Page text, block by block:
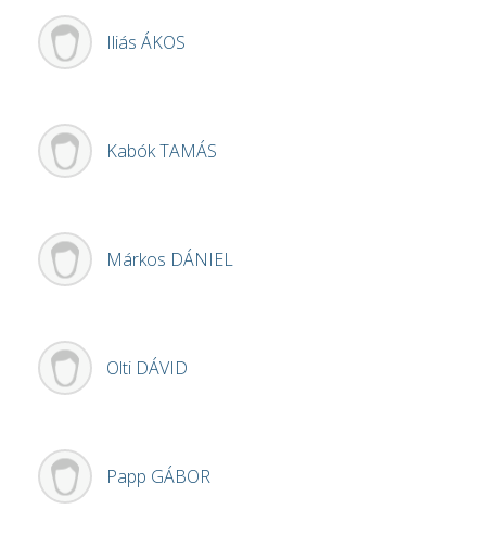
Iliás ÁKOS
KabókTAMÁS
Márkos DÁNIEL
Olti DÁVID
Papp GÁBOR